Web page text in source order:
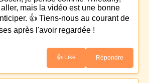
aller, mais la vidéo est une bonne
👍 Tiens-nous au courant de
après l'avoir regardée !
👍 Like Répondre